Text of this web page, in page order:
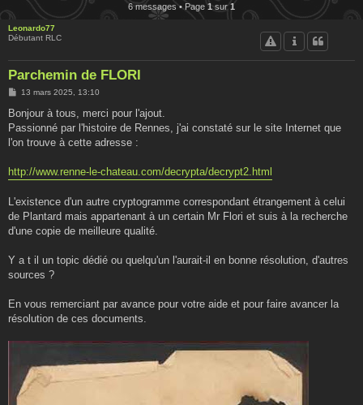
6 messages • Page1sur1
Leonardo77
Débutant RLC
Parchemin de FLORI
M
s
a
g
13 mars 2025, 13:10
Bonjour à tous, merci pour l'ajout.
Passionné par l'histoire de Rennes, j'ai constaté sur le site Internet que
l'on trouve à cette adresse :
http://www.renne-le-chateau.com/decrypta/decrypt2.html
L'existence d'un autre cryptogramme correspondant étrangement à celui
de Plantard mais appartenant à un certain Mr Flori et suis à la recherche
d'une copie de meilleure qualité.
Y a t il un topic dédié ou quelqu'un l'aurait-il en bonne résolution, d'autres
sources ?
En vous remerciant par avance pour votre aide et pour faire avancer la
résolution de ces documents.